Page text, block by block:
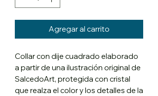
Agregar al carrito
Collar con dije cuadrado elaborado
a partir de una ilustración original de
SalcedoArt, protegida con cristal
que realza el color y los detalles de la